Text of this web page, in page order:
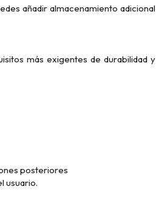
añadir almacenamiento adicional
más exigentes de durabilidad y
posteriores
usuario.